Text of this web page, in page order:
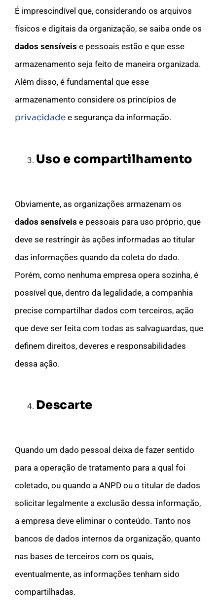
É imprescindível que, considerando os arquivos
físicos e digitais da organização, se saiba onde os
dados sensíveis e pessoais estão e que esse
armazenamento seja feito de maneira organizada.
Além disso, é fundamental que esse
armazenamento considere os princípios de
privacidade e segurança da informação.
Uso e compartilhamento
Obviamente, as organizações armazenam os
dados sensíveis e pessoais para uso próprio, que
deve se restringir às ações informadas ao titular
das informações quando da coleta do dado.
Porém, como nenhuma empresa opera sozinha, é
possível que, dentro da legalidade, a companhia
precise compartilhar dados com terceiros, ação
que deve ser feita com todas as salvaguardas, que
definem direitos, deveres e responsabilidades
dessa ação.
Descarte
Quando um dado pessoal deixa de fazer sentido
para a operação de tratamento para a qual foi
coletado, ou quando a ANPD ou o titular de dados
solicitar legalmente a exclusão dessa informação,
a empresa deve eliminar o conteúdo. Tanto nos
bancos de dados internos da organização, quanto
nas bases de terceiros com os quais,
eventualmente, as informações tenham sido
compartilhadas.